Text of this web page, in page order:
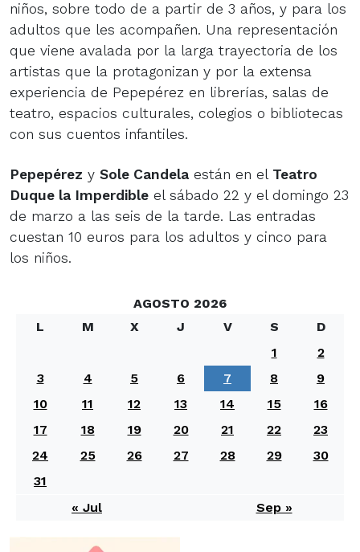
niños, sobre todo de a partir de 3 años, y para los
adultos que les acompañen. Una representación
que viene avalada por la larga trayectoria de los
artistas que la protagonizan y por la extensa
experiencia de Pepepérez en librerías, salas de
teatro, espacios culturales, colegios o bibliotecas
con sus cuentos infantiles.
Pepepérez y Sole Candelaestán en el Teatro
Duque la Imperdible el sábado 22 y el domingo 23
de marzo a las seis de la tarde. Las entradas
cuestan 10 euros para los adultos y cinco para
los niños.
AGOSTO 2026
L
M X J V S
D
1
2
3
4 5 6 7 8
9
10
11 12 13 14 15
16
17
18 19 20 21 22
23
24
25 26 27 28 29
30
31
« Jul
Sep »